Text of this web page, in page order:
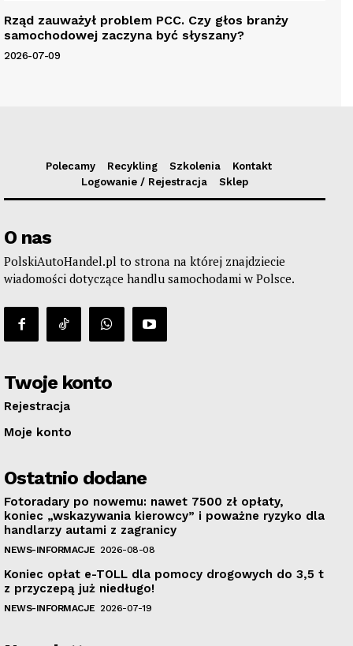
Rząd zauważył problem PCC. Czy głos branży
samochodowej zaczyna być słyszany?
2026-07-09
Polecamy Recykling Szkolenia
Kontakt
Logowanie / Rejestracja
Sklep
O nas
PolskiAutoHandel.pl to strona na której znajdziecie
wiadomości dotyczące handlu samochodami w Polsce.
Twoje konto
Rejestracja
Moje konto
Ostatnio dodane
Fotoradary po nowemu: nawet 7500 zł opłaty,
koniec „wskazywania kierowcy” i poważne ryzyko dla
handlarzy autami z zagranicy
NEWS-INFORMACJE 2026-08-08
Koniec opłat e-TOLL dla pomocy drogowych do 3,5 t
z przyczepą już niedługo!
NEWS-INFORMACJE 2026-07-19